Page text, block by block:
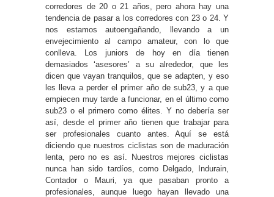
corredores de 20 o 21 años, pero ahora hay una
tendencia de pasar a los corredores con 23 o 24. Y
nos estamos autoengañando, llevando a un
envejecimiento al campo amateur, con lo que
conlleva. Los juniors de hoy en día tienen
demasiados ‘asesores’ a su alrededor, que les
dicen que vayan tranquilos, que se adapten, y eso
les lleva a perder el primer año de sub23, y a que
empiecen muy tarde a funcionar, en el último como
sub23 o el primero como élites. Y no debería ser
así, desde el primer año tienen que trabajar para
ser profesionales cuanto antes. Aquí se está
diciendo que nuestros ciclistas son de maduración
lenta, pero no es así. Nuestros mejores ciclistas
nunca han sido tardíos, como Delgado, Indurain,
Contador o Mauri, ya que pasaban pronto a
profesionales, aunque luego hayan llevado una